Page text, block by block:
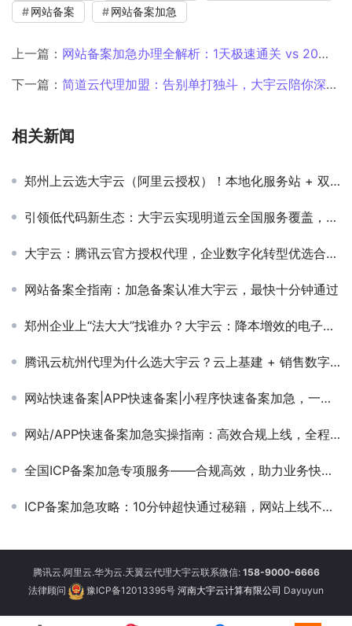
网站备案
网站备案加急
上一篇： 网站备案加急办理全解析：1天极速通关 vs 20天常规等待，企业该如何选？
下一篇： 简道云代理加盟：告别单打独斗，大宇云陪你深耕河南本地市场
相关新闻
郑州上云选大宇云（阿里云授权）！本地化服务站 + 双重售后，业务不中断
引领低代码新生态：大宇云实现明道云全国服务覆盖，助力千行百业敏捷创新
大宇云：腾讯云官方授权代理，企业数字化转型优选合作伙伴
网站备案全指南：加急备案认准大宇云，最快十分钟通过
郑州企业上“法大大”找谁办？大宇云：降本增效的电子签章本地化解决方案
腾讯云杭州代理为什么选大宇云？云上基建 + 销售数字化一站配齐
网站快速备案|APP快速备案|小程序快速备案加急，一站式合规提速攻略
网站/APP快速备案加急实操指南：高效合规上线，全程避坑不耗时
全国ICP备案加急专项服务——合规高效，助力业务快速落地
ICP备案加急攻略：10分钟超快通过秘籍，网站上线不卡壳
腾讯云.阿里云.华为云.天翼云代理大宇云联系微信: 158-9000-6666
法律顾问
豫ICP备12013395号 河南大宇云计算有限公司 Dayuyun